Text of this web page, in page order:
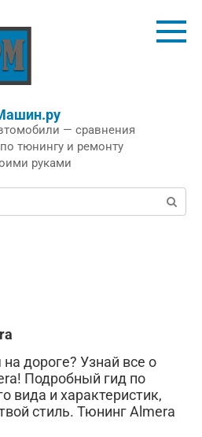
— сравнения
тюнингу и ремонту
руками
дороге? Узнай все о
Подробный гид по
вида и характеристик,
стиль. Тюнинг Almera